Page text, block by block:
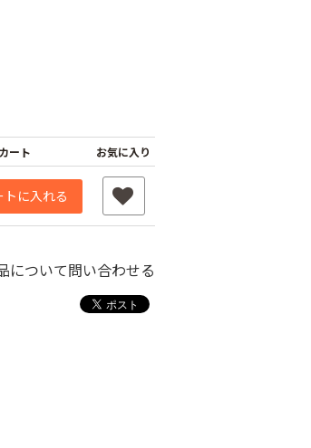
ムシコンテープ（シ
カート お気に入り
トに入れる
について問い合わせる